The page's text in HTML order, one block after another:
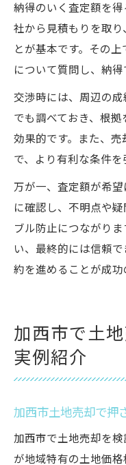
納得のいく査定額を
社から見積もりを取
とが基本です。その
について質問し、納得
交渉時には、周辺の
でも調べておき、根
効果的です。また、
で、より有利な条件を
万が一、査定額が希
に確認し、不明点や
ブル防止につながり
い、最終的には信頼
約を進めることが成功
加西市で土
実例紹介
加西市土地売却で押
加西市で土地売却を
が地域特有の土地価